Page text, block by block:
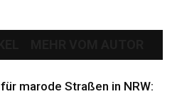
marode Straßen in NRW: